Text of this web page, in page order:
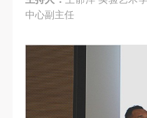
中心副主任
在中央美术学院中使用
中央美术学院美术馆活
第一条
本次活动公平公正、自
负的原则。但活动有风
在中央美术学院中使用
中央美术学院美术馆活
第一条
本次活动公平公正、自
负的原则。但活动有风
在中央美术学院中使用
中央美术学院美术馆活
第一条
本次活动公平公正、自
负的原则。但活动有风